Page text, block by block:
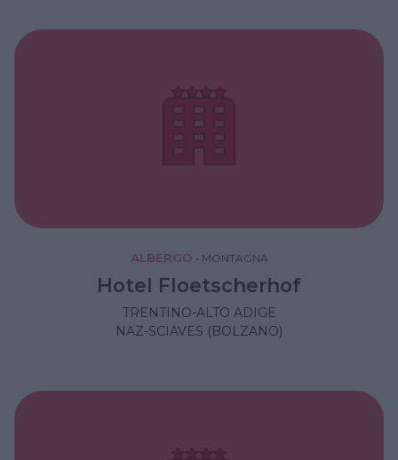
ALBERGO • MONTAGNA
Hotel Floetscherhof
TRENTINO-ALTO ADIGE
NAZ-SCIAVES (BOLZANO)